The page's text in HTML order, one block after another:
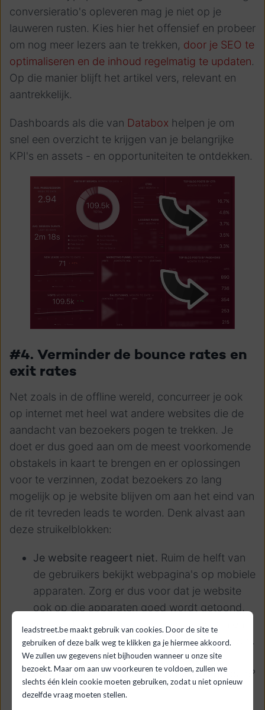
leadstreet.be maakt gebruik van cookies. Door de site te
gebruiken of deze balk weg te klikken ga je hiermee akkoord.
We zullen uw gegevens niet bijhouden wanneer u onze site
bezoekt. Maar om aan uw voorkeuren te voldoen, zullen we
slechts één klein cookie moeten gebruiken, zodat u niet opnieuw
dezelfde vraag moeten stellen.
conversieratio's opleveren mag je niet op je
lauweren rusten. Kies hier het offensief en probeer
om nog meer lezers aan te trekken, door je SEO te
optimaliseren en de inhoud regelmatig te updaten.
Op die manier blijft het artikel vers, relevant en
aantrekkelijk.
Dashboards als die van Databox helpen je om
snel een overzicht te krijgen van je belangrijke
KPI's en assets - en opportuniteiten te ontdekken.
#4. Verminder de bounce rates en
exit rates
Net zoals in de offline wereld, concurreer je ook
op internet met heel wat andere websites die de
aandacht van bezoekers pogen te trekken. Je
doet er dus goed aan om de meest voorkomende
obstakels in kaart te brengen en er oplossingen
voor te verzinnen, zodat bezoekers zo lang
mogelijk op je website blijven om aan het eind van
de rit tevreden leads te worden. Denk alvast aan
deze struikelblokken:
Je website reageert niet. Ruim de helft van
de gebruikers bekijkt webpagina's op mobiele
apparaten. Zorg er dus voor dat je website
ook op die apparaten goed wordt getoond,
met landingspagina's die responsive zijn en
formulieren die correct worden weergegeven.
Een laadtijd van 25 seconden van je website?
Werk aan de winkel ...